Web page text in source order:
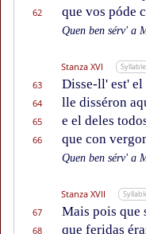
62
que vos póde
Quen ben sérv' a
Stanza XVI
63 Disse-ll' est' el
64
lle disséron
65
e el deles
66
que con
Quen ben sérv' a
Stanza XVII
67 Mais pois que
68
que feridas